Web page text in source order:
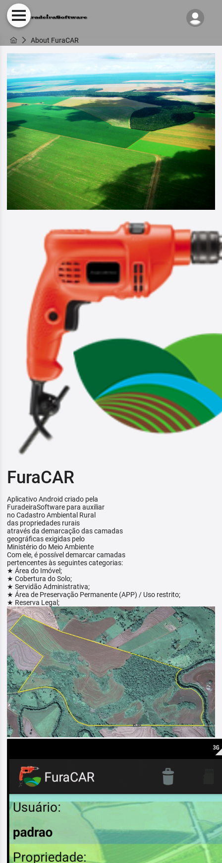
About FuraCAR
FuraCAR
Aplicativo Android criado pela
FuradeiraSoftware para auxiliar
no Cadastro Ambiental Rural
das propriedades rurais
através da demarcação das camadas
geográficas exigidas pelo
Ministério do Meio Ambiente
Com ele, é possível demarcar camadas
pertencentes às seguintes categorias:
★ Área do Imóvel;
★ Cobertura do Solo;
★ Servidão Administrativa;
★ Área de Preservação Permanente (APP) / Uso restrito;
★ Reserva Legal;